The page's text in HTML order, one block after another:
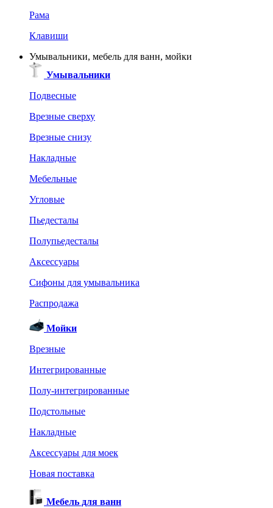
Рама
Клавиши
Умывальники, мебель для ванн, мойки
Умывальники
Подвесные
Врезные сверху
Врезные снизу
Накладные
Мебельные
Угловые
Пьедесталы
Полупьедесталы
Аксессуары
Сифоны для умывальника
Распродажа
Мойки
Врезные
Интегрированные
Полу-интегрированные
Подстольные
Накладные
Аксессуары для моек
Новая поставка
Мебель для ванн